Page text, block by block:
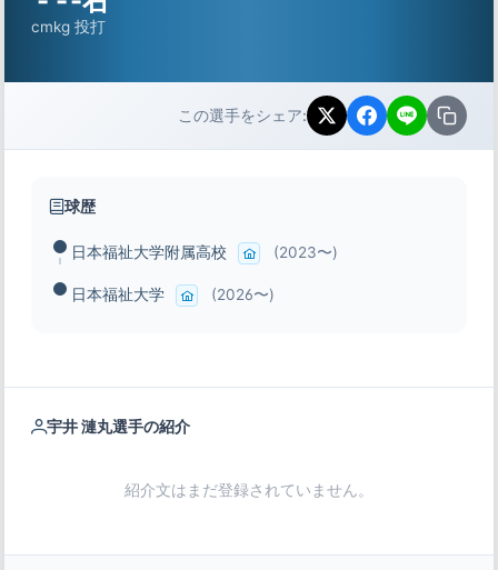
cmkg 投打
この選手をシェア:
球歴
日本福祉大学附属高校 (2023〜)
日本福祉大学 (2026〜)
宇井 漣丸選手の紹介
紹介文はまだ登録されていません。